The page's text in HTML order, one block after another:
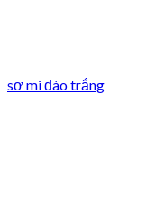
sơ mi đào trắng